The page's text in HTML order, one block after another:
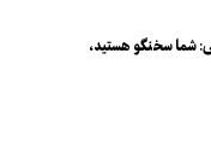
شما سخنگو هستید،